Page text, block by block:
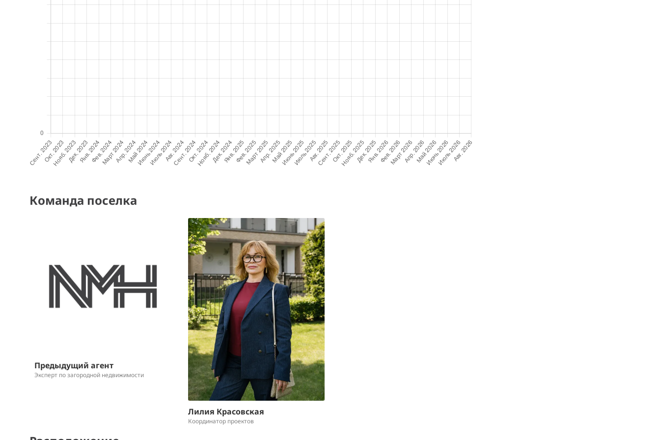
Команда поселка
Предыдущий агент
Эксперт по загородной недвижимости
Лилия Красовская
Координатор проектов